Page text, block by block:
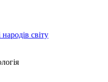
світу